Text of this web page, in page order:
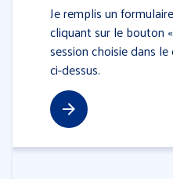
Je remplis un formulaire
cliquant sur le bouton «
session choisie dans
ci-dessus.